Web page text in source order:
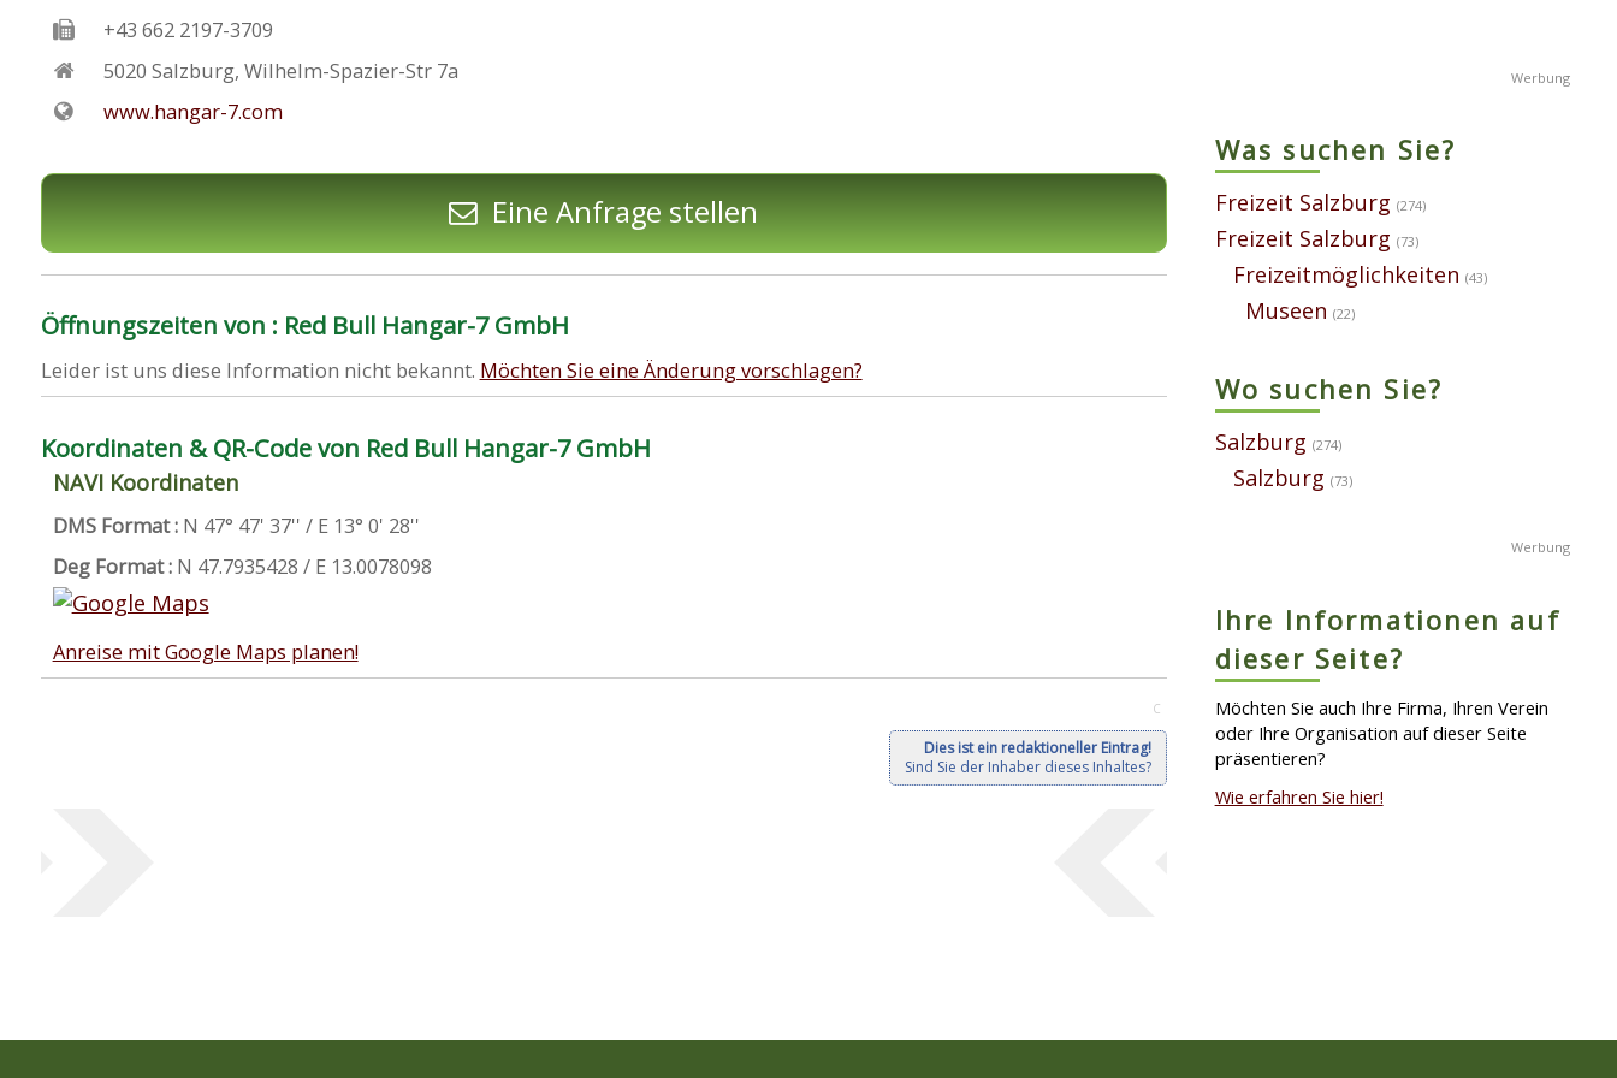
+43 662 2197-3709
5020 Salzburg, Wilhelm-Spazier-Str 7a
www.hangar-7.com
Eine Anfrage stellen
Öffnungszeiten von : Red Bull Hangar-7 GmbH
Leider ist uns diese Information nicht bekannt. Möchten Sie eine Änderung vorschlagen?
Koordinaten & QR-Code von Red Bull Hangar-7 GmbH
NAVI Koordinaten
DMS Format : N 47° 47' 37'' / E 13° 0' 28''
Deg Format : N 47.7935428 / E 13.0078098
Anreise mit Google Maps planen!
C
Dies ist ein redaktioneller Eintrag!
Sind Sie der Inhaber dieses Inhaltes?
Was suchen Sie?
Freizeit Salzburg (274)
Freizeit Salzburg (73)
Freizeitmöglichkeiten (43)
Museen (22)
Wo suchen Sie?
Salzburg (274)
Salzburg (73)
Ihre Informationen auf
dieser Seite?
Möchten Sie auch Ihre Firma, Ihren Verein
oder Ihre Organisation auf dieser Seite
präsentieren?
Wie erfahren Sie hier!